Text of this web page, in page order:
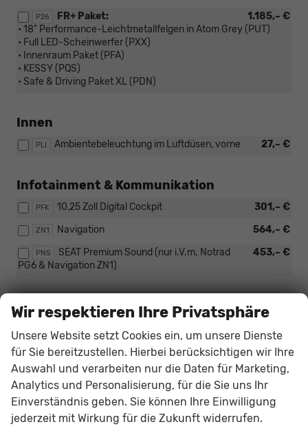
P26 1.185,– €
FR+ Paket:
• 18" Performance-Leichtmetallfelgen in Atom Grey (PUT)
• Full LED-Scheinwerfer (PXX)
• Innenraum Paket (PFA)
• KESSY (PQS)
• Safe & Driving Paket XL (PDN)
Innen
PLI 27,– €
Ambientebeleuchtung im Luftdüsen, vorne
Infotainment & Kommunikation
PFK 301,– €
10,25 Zoll Digital Cockpit
ZN1 564,– €
Navigation
PNS 453,– €
SEAT Premium Sound (nur i.V.m. Notrad
PG6 & Navigation ZN1)
Sicherheit & Assistenz
vorne)
WAS 136,– €
Alarm
Außen
Full-LED-Scheinwerfer
Wir respektieren Ihre Privatsphäre
Unsere Website setzt Cookies ein, um unsere Dienste
für Sie bereitzustellen. Hierbei berücksichtigen wir Ihre
Auswahl und verarbeiten nur die Daten für Marketing,
Analytics und Personalisierung, für die Sie uns Ihr
Einverständnis geben. Sie können Ihre Einwilligung
jederzeit mit Wirkung für die Zukunft widerrufen.